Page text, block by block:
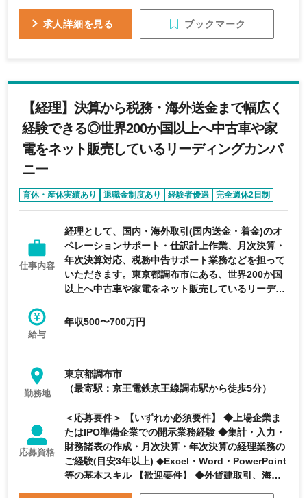
求人詳細を見る ブックマーク
【経理】決算から税務・海外送金まで幅広く
経験できる◎世界200か国以上へ中古車や家
電をネット販売しているリーディングカンパ
ニー
育休・産休実績あり 退職金制度あり 経験者優遇
完全週休2日制
オンライン面接あり
仕事内容
経理として、国内・海外取引(国内送金・着金)のオ
ペレーションサポート・仕訳計上作業、月次決算・
年次決算対応、税務申告サポート業務などを担って
いただきます。東京都調布市にある、世界200か国
以上へ中古車や家電をネット販売しているリーディ
給与
年収500〜700万円
勤務地
東京都調布市
（最寄駅：京王電鉄京王線調布駅から徒歩5分）
応募資格
＜応募要件＞ 【いずれか必須要件】 ◆上場企業ま
たはIPO準備企業での開示業務経験 ◆集計・入力・
財務諸表の作成・月次決算・年次決算の経理業務の
ご経験(目安3年以上) ◆Excel・Word・PowerPoint
等の基本スキル 【歓迎要件】 ◆外貨建取引、海外